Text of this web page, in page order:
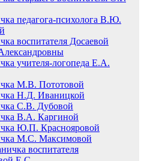
педагога-психолога В.Ю.
воспитателя Досаевой
учителя-логопеда Е.А.
М.В. Пототовой
Н.Д. Иваницкой
С.В. Дубовой
В.А. Каргиной
Ю.П. Краснояровой
М.С. Максимовой
воспитателя